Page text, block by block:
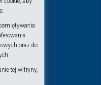
oraz do
tej witryny,